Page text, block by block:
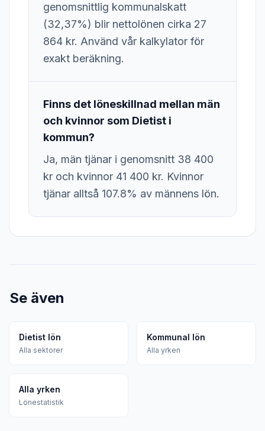
genomsnittlig kommunalskatt
(32,37%) blir nettolönen cirka 27
864 kr. Använd vår kalkylator för
exakt beräkning.
Finns det löneskillnad mellan män
och kvinnor som Dietist i
kommun?
Ja, män tjänar i genomsnitt 38 400
kr och kvinnor 41 400 kr. Kvinnor
tjänar alltså 107.8% av männens lön.
Se även
Dietist lön
Alla sektorer
Kommunal lön
Alla yrken
Alla yrken
Lönestatistik